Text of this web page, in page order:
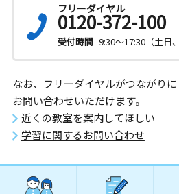
フリーダイヤル
0120-372-100
受付時間 9:30～17:30（土日
なお、フリーダイヤルがつながり
お問い合わせいただけます。
近くの教室を案内してほしい
学習に関するお問い合わせ